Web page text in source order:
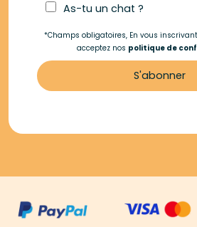
As-tu un chat ?
*Champs obligatoires, En vous
acceptez nos politique de
S'abonner